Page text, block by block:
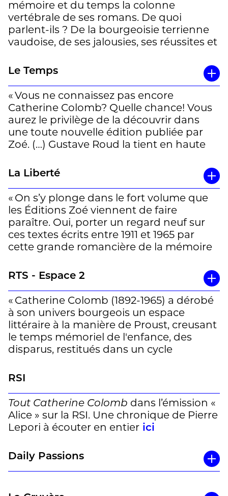
mémoire et du temps la colonne
vertébrale de ses romans. De quoi
parlent-ils ? De la bourgeoisie terrienne
vaudoise, de ses jalousies, ses réussites et
c’est le travail d’écriture qui est au
retrouve ainsi saisi, comme envoûté, par
son appropriation subtile et très
personnelle de la reprise, du motif, par
l’utilisation récurrente d’une phrase ou
d’une image qui ponctuent tout le récit
comme un leitmotiv ou un refrain. »
Un article de Mireille Descombes à lire en
entierici
Le Temps
« Vous ne connaissez pas encore
Catherine Colomb? Quelle chance! Vous
aurez le privilège de la découvrir dans
une toute nouvelle édition publiée par
Zoé. (…) Gustave Roud la tient en haute
Nouvelle Revue française
, voit en elle une
cinquante ans après sa mort, son œuvre
n’a rien perdu de sa force et de sa
modernité. Un vrai bonheur de lecture
gourmande. »
Un article de Mireille Descombes à lire en
La Liberté
« On s’y plonge dans le fort volume que
les Éditions Zoé viennent de faire
paraître. Oui, porter un regard neuf sur
ces textes écrits entre 1911 et 1965 par
cette grande romancière de la mémoire
que sa place dans les lettres
contemporaines, de marginale, soit peu à
peu devenue centrale. (…)
[Une] « voix inouïe » que ne cessera de
défendre Roud : modulée par le flux des
souvenirs, digressive jusqu’à perturber la
linéarité du temps, portée par un style
absolument inclassable. »
Un article de Thierry Raboud à lire en
entierici
RTS - Espace 2
« Catherine Colomb (1892-1965) a dérobé
à son univers bourgeois un espace
littéraire à la manière de Proust, creusant
le temps mémoriel de l'enfance, des
disparus, restitués dans un cycle
et novateur. Enfin accessibles, tous les
voix restée dans l'ombre par la
complexité de son art. »
Avec Valérie Cossy, professeure associée à
Gaetzi, poète.
RSI
Tout Catherine Colomb dans l’émission «
Alice » sur la RSI. Une chronique de Pierre
Lepori à écouter en entier ici
Daily Passions